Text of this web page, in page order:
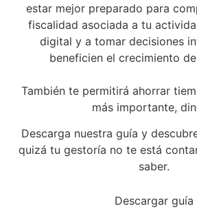
estar mejor preparado para
fiscalidad asociada a tu
digital y a tomar decisiones
beneficien el crecimiento
También te permitirá ahorrar
más importante,
Descarga nuestra guía y
quizá tu gestoría no te está
saber.
Descargar guía